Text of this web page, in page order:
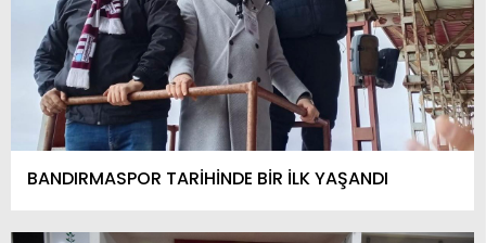
BANDIRMASPOR TARİHİNDE BİR İLK YAŞANDI